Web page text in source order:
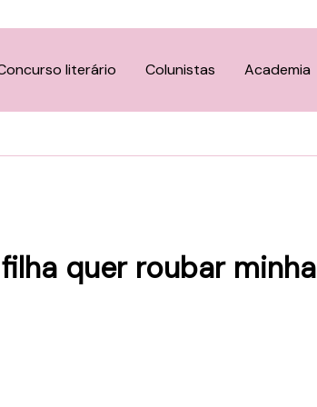
literário Colunistas Academia
quer roubar minha